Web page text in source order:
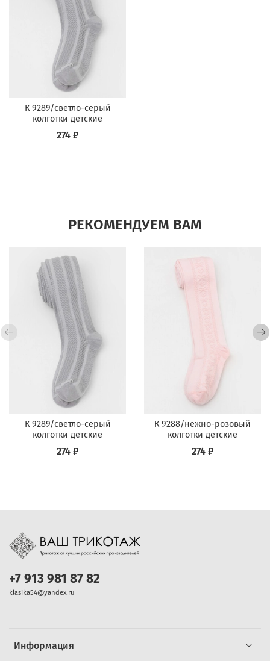
К 9289/светло-серый
колготки детские
274 ₽
РЕКОМЕНДУЕМ ВАМ
К 9289/светло-серый
колготки детские
274 ₽
К 9288/нежно-розовый
колготки детские
274 ₽
Информация
+7 913 981 87 82
klasika54@yandex.ru